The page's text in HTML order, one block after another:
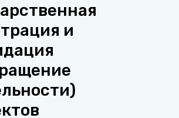
и